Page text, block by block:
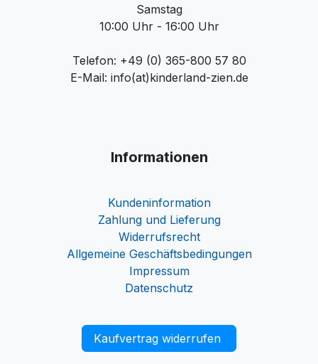
Samstag
10:00 Uhr - 16:00 Uhr
Telefon: +49 (0) 365-800 57 80
E-Mail: info(at)kinderland-zien.de
Informationen
Kundeninformation
Zahlung und Lieferung
Widerrufsrecht
Allgemeine Geschäftsbedingungen
Impressum
Datenschutz
Kaufvertrag widerrufen